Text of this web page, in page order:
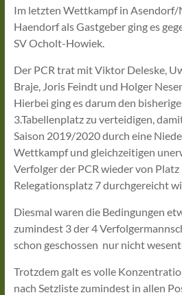
Im letzten Wettkampf in Asendorf/
Haendorf als Gastgeber ging es
SV Ocholt-Howiek.
Der PCR trat mit Viktor Deleske,
Braje, Joris Feindt und Holger
Hierbei ging es darum den
3.Tabellenplatz zu verteidigen,
Saison 2019/2020 durch eine
Wettkampf und gleichzeitigen
Verfolger der PCR wieder von Platz
Relegationsplatz 7 durchgereicht
Diesmal waren die Bedingungen
zumindest 3 der 4
schon geschossen nur nicht
Trotzdem galt es volle
nach Setzliste zumindest in allen